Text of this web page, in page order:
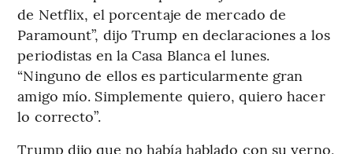
de Netflix, el porcentaje de mercado de
Paramount”, dijo Trump en declaraciones a los
periodistas en la Casa Blanca el lunes.
“Ninguno de ellos es particularmente gran
amigo mío. Simplemente quiero, quiero hacer
lo correcto”.
Trump dijo que no había hablado con su yerno,